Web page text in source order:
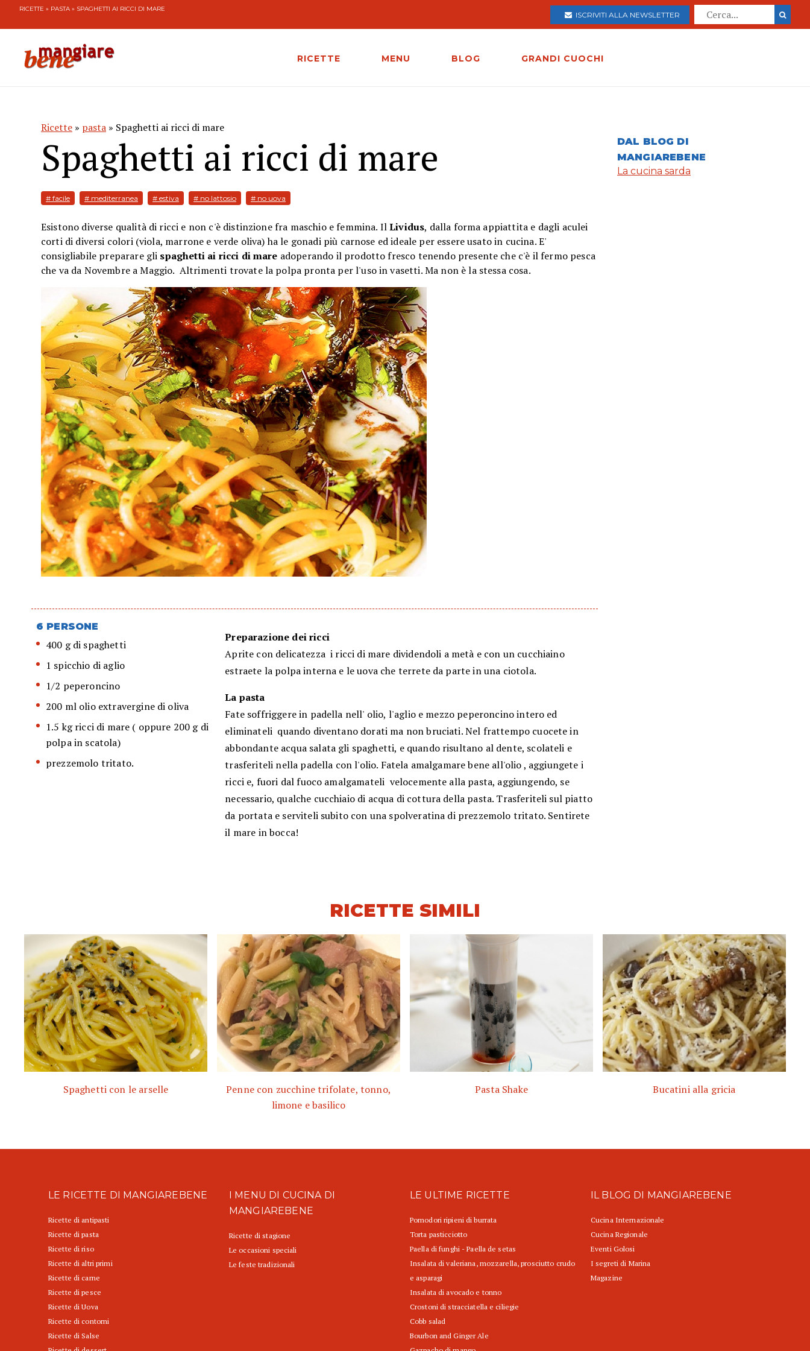
RICETTE » PASTA » SPAGHETTI AI RICCI DI MARE
ISCRIVITI ALLA NEWSLETTER
RICETTE MENU BLOG GRANDI CUOCHI
Ricette » pasta » Spaghetti ai ricci di mare
Spaghetti ai ricci di mare
# facile # mediterranea # estiva # no lattosio # no uova
Esistono diverse qualità di ricci e non c'è distinzione fra maschio e femmina. IlLividus, dalla forma appiattita e dagli aculei
corti di diversi colori (viola, marrone e verde oliva) ha le gonadi più carnose ed ideale per essere usato in cucina. E'
consigliabile preparare gli spaghetti ai ricci di mare adoperando il prodotto fresco tenendo presente che c'è il fermo pesca
che va da Novembre a Maggio. Altrimenti trovate la polpa pronta per l'uso in vasetti. Ma non è la stessa cosa.
6 PERSONE
400 g di spaghetti
1 spicchio di aglio
1/2 peperoncino
200 ml olio extravergine di oliva
1.5 kg ricci di mare ( oppure 200 g di
polpa in scatola)
prezzemolo tritato.
Preparazione dei ricci
Aprite con delicatezza i ricci di mare dividendoli a metà e con un cucchiaino
estraete la polpa interna e le uova che terrete da parte in una ciotola.
La pasta
Fate soffriggere in padella nell' olio, l'aglio e mezzo peperoncino intero ed
eliminateli quando diventano dorati ma non bruciati. Nel frattempo cuocete in
abbondante acqua salata gli spaghetti, e quando risultano al dente, scolateli e
trasferiteli nella padella con l'olio. Fatela amalgamare bene all'olio , aggiungete i
ricci e, fuori dal fuoco amalgamateli velocemente alla pasta, aggiungendo, se
necessario, qualche cucchiaio di acqua di cottura della pasta. Trasferiteli sul piatto
da portata e serviteli subito con una spolveratina di prezzemolo tritato. Sentirete
il mare in bocca!
DAL BLOG DI
MANGIAREBENE
La cucina sarda
RICETTE SIMILI
Spaghetti con le arselle
Penne con zucchine trifolate, tonno,
limone e basilico
Pasta Shake Bucatini alla gricia
LE RICETTE DI MANGIAREBENE
Ricette di antipasti
Ricette di pasta
Ricette di riso
Ricette di altri primi
Ricette di carne
Ricette di pesce
Ricette di Uova
Ricette di contorni
Ricette di Salse
I MENU DI CUCINA DI
MANGIAREBENE
Ricette di stagione
Le occasioni speciali
Le feste tradizionali
LE ULTIME RICETTE
Pomodori ripieni di burrata
Torta pasticciotto
Paella di funghi - Paella de setas
Insalata di valeriana, mozzarella, prosciutto crudo
e asparagi
Insalata di avocado e tonno
Crostoni di stracciatella e ciliegie
Cobb salad
Bourbon and Ginger Ale
IL BLOG DI MANGIAREBENE
Cucina Internazionale
Cucina Regionale
Eventi Golosi
I segreti di Marina
Magazine